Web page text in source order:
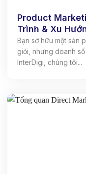
Product
Trình & Xu
Bạn sở hữu một sản
giỏi, nhưng doanh
InterDigi, chúng tôi...